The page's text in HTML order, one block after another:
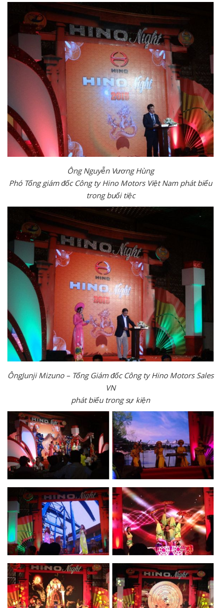
Ông Nguyễn Vương Hùng
Phó Tổng giám đốc Công ty Hino Motors Việt Nam phát biểu
trong buổi tiệc
ÔngJunji Mizuno – Tổng Giám đốc Công ty Hino Motors Sales
VN
phát biểu trong sự kiện